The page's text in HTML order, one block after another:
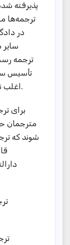
پذیرفته
ترجمه‌ها
در
سایر
ترجمه
تأسیس
اغلب نیاز به مهر و امضای مترجم رسمی دارد.
برای
مترجمان
شوند که